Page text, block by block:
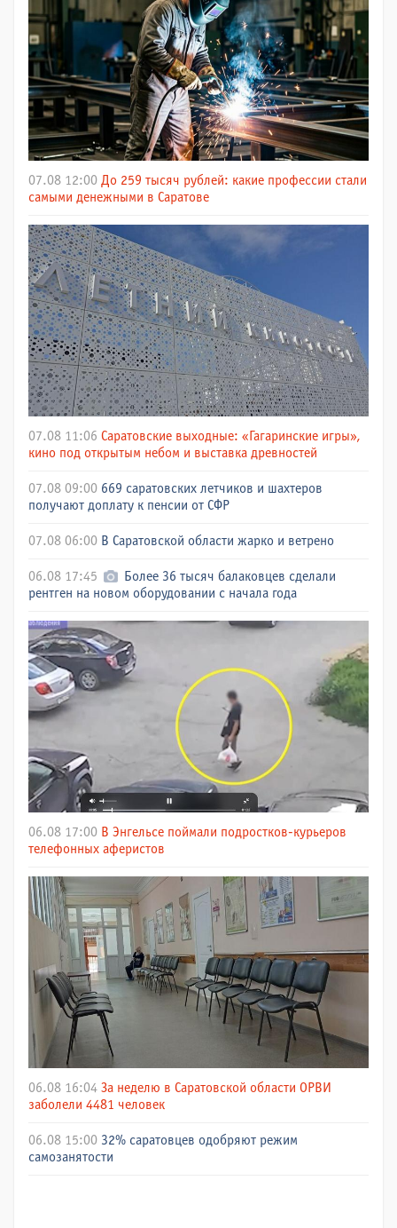
07.08 12:00 До 259 тысяч рублей: какие профессии стали
самыми денежными в Саратове
07.08 11:06 Саратовские выходные: «Гагаринские игры»,
кино под открытым небом и выставка древностей
07.08 09:00 669 саратовских летчиков и шахтеров
получают доплату к пенсии от СФР
07.08 06:00 В Саратовской области жарко и ветрено
06.08 17:45
Более 36 тысяч балаковцев сделали
рентген на новом оборудовании с начала года
06.08 17:00 В Энгельсе поймали подростков-курьеров
телефонных аферистов
06.08 16:04 За неделю в Саратовской области ОРВИ
заболели 4481 человек
06.08 15:00 32% саратовцев одобряют режим
самозанятости